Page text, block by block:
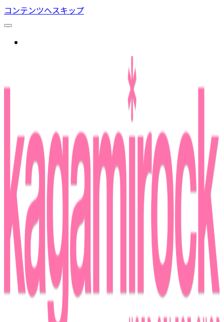
コンテンツへスキップ